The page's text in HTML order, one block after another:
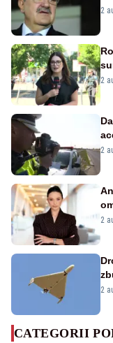
2
2
2
2
2
CATEGORII